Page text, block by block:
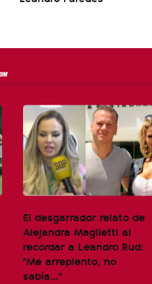
El desgarrador relato de
Alejandra Maglietti al
recordar a Leandro Rud:
"Me arrepiento, no
sabía..."